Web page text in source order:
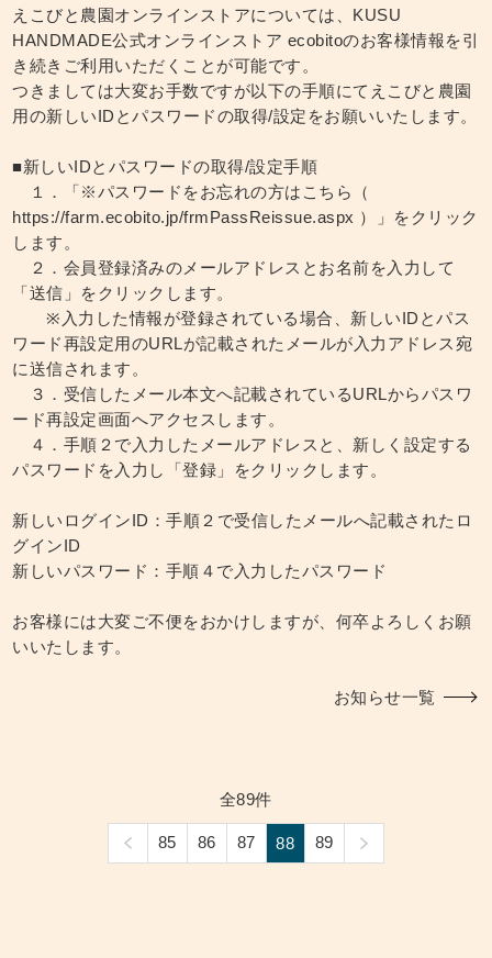
えこびと農園オンラインストアについては、KUSU
HANDMADE公式オンラインストア ecobitoのお客様情報を引
き続きご利用いただくことが可能です。
つきましては大変お手数ですが以下の手順にてえこびと農園
用の新しいIDとパスワードの取得/設定をお願いいたします。
■新しいIDとパスワードの取得/設定手順
１．「※パスワードをお忘れの方はこちら（
https://farm.ecobito.jp/frmPassReissue.aspx ）」をクリック
します。
２．会員登録済みのメールアドレスとお名前を入力して
「送信」をクリックします。
※入力した情報が登録されている場合、新しいIDとパス
ワード再設定用のURLが記載されたメールが入力アドレス宛
に送信されます。
３．受信したメール本文へ記載されているURLからパスワ
ード再設定画面へアクセスします。
４．手順２で入力したメールアドレスと、新しく設定する
パスワードを入力し「登録」をクリックします。
新しいログインID：手順２で受信したメールへ記載されたロ
グインID
新しいパスワード：手順４で入力したパスワード
お客様には大変ご不便をおかけしますが、何卒よろしくお願
いいたします。
お知らせ一覧
全89件
85 86 87 88 89